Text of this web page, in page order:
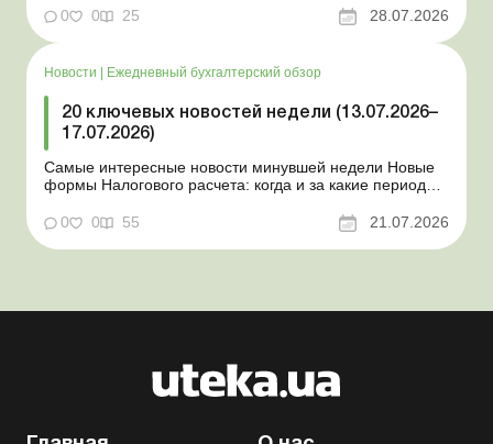
новость о создании координационного центра по
статус «в розыске»: что нужно знать работодателям
Закон о ВПЛ: ка...
0 0 25 28.07.2026
Новости Ежедневный бухгалтерский обзор
20 ключевых новостей недели (13.07.2026–
17.07.2026)
Самые интересные новости минувшей недели Новые
формы Налогового расчета: когда и за какие периоды
переоформления отсрочки от призыва во время
Координационный центр по организации
0 0 55 21.07.2026